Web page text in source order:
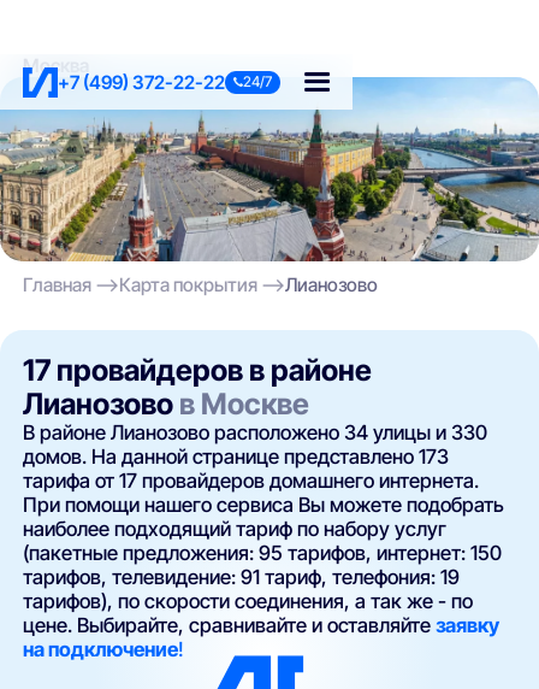
+7 (499) 372-22-22 24/7
Москва
Главная Карта покрытия Лианозово
17 провайдеров в районе
Лианозово в Москве
В районе Лианозово расположено 34 улицы и 330
домов. На данной странице представлено 173
тарифа от 17 провайдеров домашнего интернета.
При помощи нашего сервиса Вы можете подобрать
наиболее подходящий тариф по набору услуг
(пакетные предложения: 95 тарифов, интернет: 150
тарифов, телевидение: 91 тариф, телефония: 19
тарифов), по скорости соединения, а так же - по
цене. Выбирайте, сравнивайте и оставляйтезаявку
на подключение!